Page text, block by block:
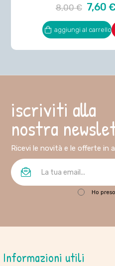
Prezzo
regolare
8,00 € Prezzo
7,60
aggiungi al carrello
iscriviti alla
nostra
Ricevi le novità e le offerte in
Ho
Informazioni utili